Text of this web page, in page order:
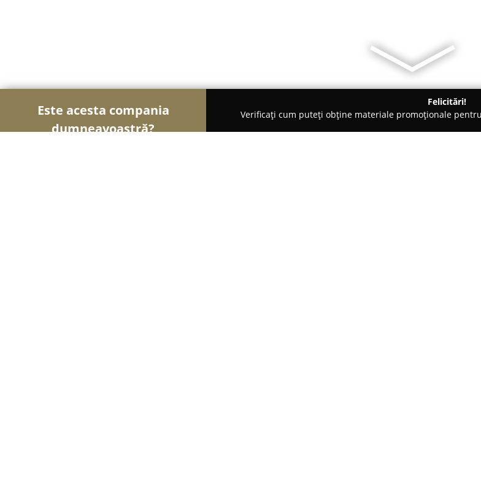
Este acesta compania
dumneavoastră?
Felicitări!
Verificați cum puteți obține materiale promoționale